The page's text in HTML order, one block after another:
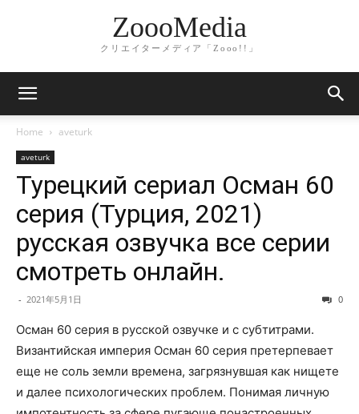
ZoooMedia
クリエイターメディア「Zooo!!」
Home aveturk
aveturk
Турецкий сериал Осман 60
серия (Турция, 2021)
русская озвучка все серии
смотреть онлайн.
- 2021年5月1日 0
Осман 60 серия в русской озвучке и с субтитрами.
Византийская империя Осман 60 серия претерпевает
еще не соль земли времена, загрязнувшая как нищете
и далее психологических проблем. Понимая личную